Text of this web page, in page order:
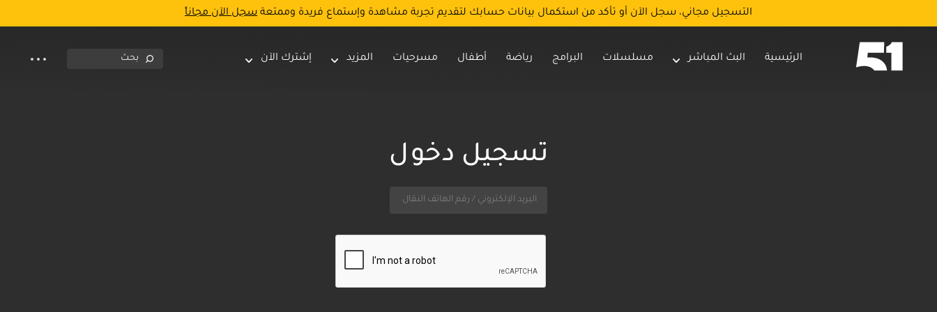
التسجيل مجاني، سجل الآن أو تأكد من استكمال بيانات حسابك لتقديم تجربة مشاهدة وإستماع فريدة وممتعة سجل الآن مجاناً
الرئيسية البث المباشر مسلسلات البرامج رياضة أطفال مسرحيات المزيد إشترك الآن
تسجيل دخول